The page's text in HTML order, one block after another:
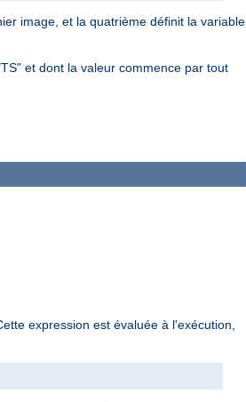
image, et la quatrième définit la variable
et dont la valeur commence par tout
expression est évaluée à l'exécution,